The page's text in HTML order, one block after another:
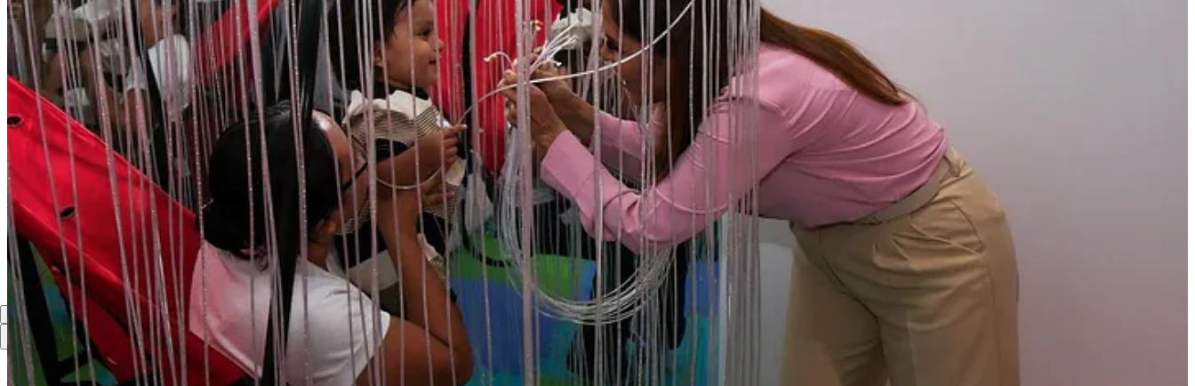
1
Compartir
Discusión sobre este post
Comentarios Restacks
Lo mejor de Último Debates
Sin posts